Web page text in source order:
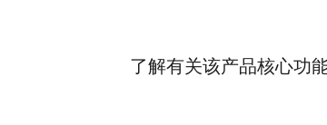
了解有关该产品核心功